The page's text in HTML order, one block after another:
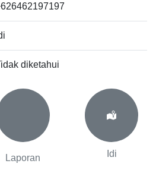
diketahui
Laporan Idi